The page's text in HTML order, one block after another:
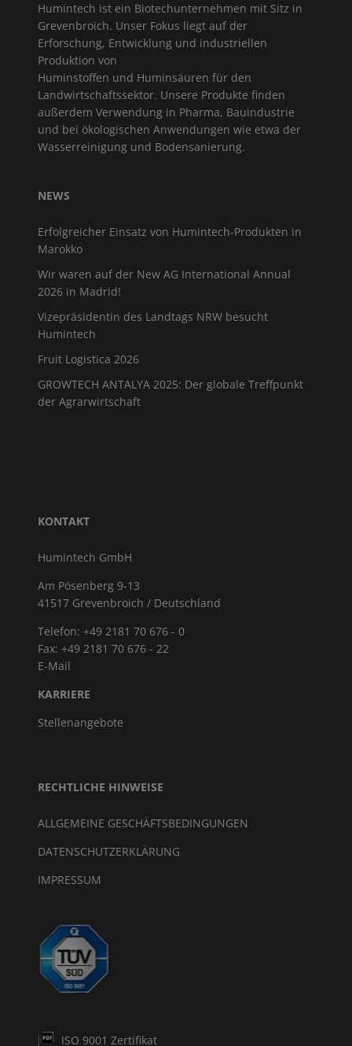
Humintech ist ein Biotechunternehmen mit Sitz in
Grevenbroich. Unser Fokus liegt auf der
Erforschung, Entwicklung und industriellen
Produktion von
Huminstoffen und Huminsäuren für den
Landwirtschaftssektor. Unsere Produkte finden
außerdem Verwendung in Pharma, Bauindustrie
und bei ökologischen Anwendungen wie etwa der
Wasserreinigung und Bodensanierung.
NEWS
Erfolgreicher Einsatz von Humintech-Produkten in
Marokko
Wir waren auf der New AG International Annual
2026 in Madrid!
Vizepräsidentin des Landtags NRW besucht
Humintech
Fruit Logistica 2026
GROWTECH ANTALYA 2025: Der globale Treffpunkt
der Agrarwirtschaft
KONTAKT
Humintech GmbH
Am Pösenberg 9-13
41517 Grevenbroich / Deutschland
Telefon: +49 2181 70 676 - 0
Fax: +49 2181 70 676 - 22
E-Mail
KARRIERE
Stellenangebote
RECHTLICHE HINWEISE
ALLGEMEINE GESCHÄFTSBEDINGUNGEN
DATENSCHUTZERKLÄRUNG
IMPRESSUM
ISO 9001 Zertifikat